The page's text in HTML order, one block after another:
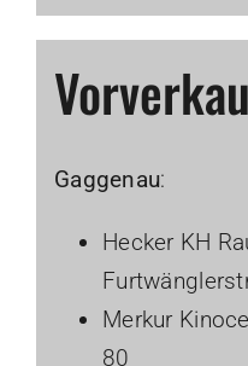
Gaggenau:
Hecker KH
Merkur
80